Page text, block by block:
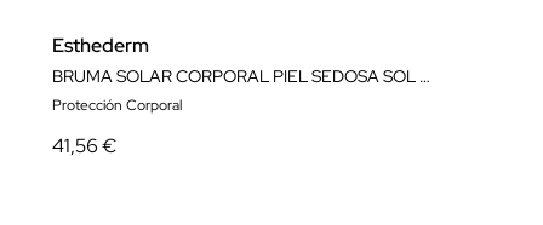
Esthederm
BRUMA SOLAR CORPORAL PIEL SEDOSA SOL MODERADO 150ML
Protección Corporal
41,56 €